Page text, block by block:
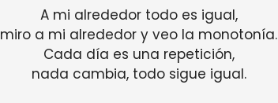
A mi alrededor todo es igual,
miro a mi alrededor y veo la monotonía.
Cada día es una repetición,
nada cambia, todo sigue igual.